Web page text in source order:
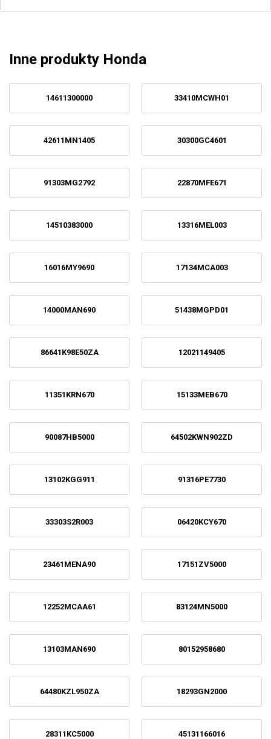
Inne produkty Honda
14611300000 33410MCWH01
42611MN1405 30300GC4601
91303MG2792 22870MFE671
14510383000 13316MEL003
16016MY9690 17134MCA003
14000MAN690 51438MGPD01
86641K98E50ZA 12021149405
11351KRN670 15133MEB670
90087HB5000 64502KWN902ZD
13102KGG911 91316PE7730
33303S2R003 06420KCY670
23461MENA90 17151ZV5000
12252MCAA61 83124MN5000
13103MAN690 80152958680
64480KZL950ZA 18293GN2000
28311KC5000 45131166016